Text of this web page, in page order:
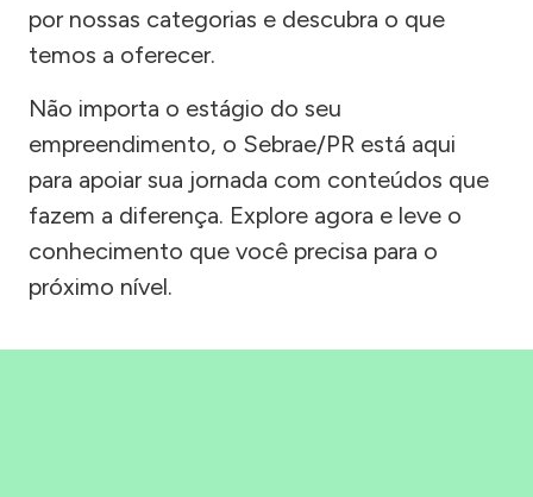
por nossas categorias e descubra o que
temos a oferecer.
Não importa o estágio do seu
empreendimento, o Sebrae/PR está aqui
para apoiar sua jornada com conteúdos que
fazem a diferença. Explore agora e leve o
conhecimento que você precisa para o
próximo nível.